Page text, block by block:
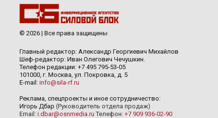
© 2026 | Все права защищены
Главный редактор: Александр Георгиевич Михайлов
Шеф-редактор: Иван Олегович Чечушкин.
Телефон редакции: +7 495 795-53-05
101000, г. Москва, ул. Покровка, д. 5
E-mail: info@sila-rf.ru
Реклама, спецпроекты и иное сотрудничество:
Игорь Дбар (Руководитель отдела продаж)
Email: i.dbar@osnmedia.ru Телефон: +7 909 936-02-90